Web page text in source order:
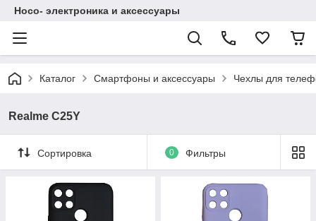
Hoco- электроника и аксессуары
Каталог Смартфоны и аксессуары Чехлы для
Realme C25Y
Сортировка 0 Фильтры